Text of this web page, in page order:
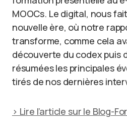
MOOCs. Le digital, nous
nouvelle ère, où notre
transforme, comme cela
découverte du codex puis
résumées les principales
tirés de nos dernières
> Lire l’article sur le Blog-